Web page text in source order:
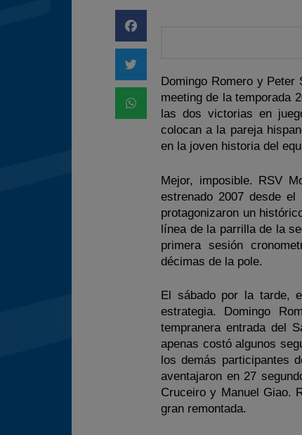
Domingo Romero y Peter
meeting de la temporada
las dos victorias en
colocan a la pareja
en la joven historia del
Mejor, imposible. RSV
estrenado 2007 desde
protagonizaron un
línea de la parrilla de la
primera sesión
décimas de la pole.
El sábado por la tarde,
estrategia. Domingo
tempranera entrada del
apenas costó algunos
los demás participantes
aventajaron en 27
Cruceiro y Manuel Giao.
gran remontada.